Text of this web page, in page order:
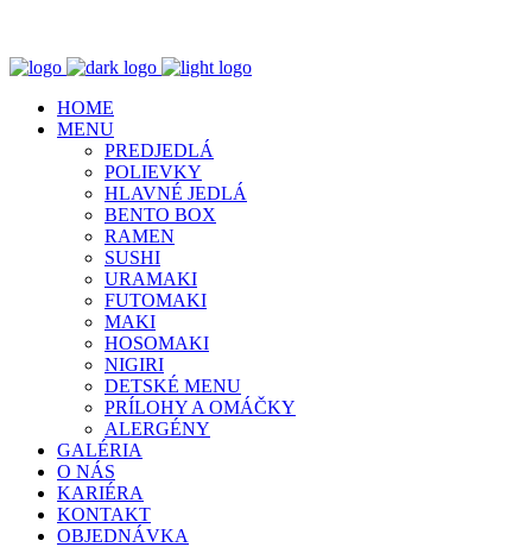
HOME
MENU
PREDJEDLÁ
POLIEVKY
HLAVNÉ JEDLÁ
BENTO BOX
RAMEN
SUSHI
URAMAKI
FUTOMAKI
MAKI
HOSOMAKI
NIGIRI
DETSKÉ MENU
PRÍLOHY A OMÁČKY
ALERGÉNY
GALÉRIA
O NÁS
KARIÉRA
KONTAKT
OBJEDNÁVKA